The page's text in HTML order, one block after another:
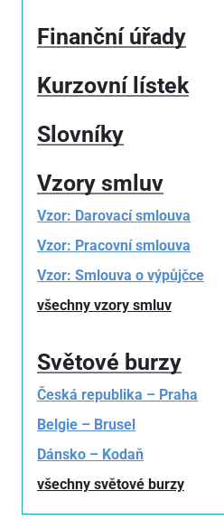
Finanční úřady
Kurzovní lístek
Slovníky
Vzory smluv
Vzor: Darovací smlouva
Vzor: Pracovní smlouva
Vzor: Smlouva o výpůjčce
všechny vzory smluv
Světové burzy
Česká republika – Praha
Belgie – Brusel
Dánsko – Kodaň
všechny světové burzy